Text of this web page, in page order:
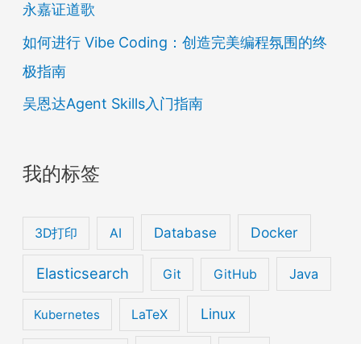
永嘉证道歌
如何进行 Vibe Coding：创造完美编程氛围的终
极指南
吴恩达Agent Skills入门指南
我的标签
3D打印 AI Database Docker
Elasticsearch Git GitHub Java
Kubernetes LaTeX Linux